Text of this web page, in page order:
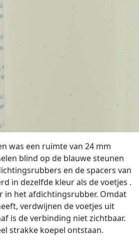
was een ruimte van 24 mm
blind op de blauwe steunen
en de spacers van
in dezelfde kleur als de voetjes .
in het afdichtingsrubber. Omdat
verdwijnen de voetjes uit
is de verbinding niet zichtbaar.
strakke koepel ontstaan.